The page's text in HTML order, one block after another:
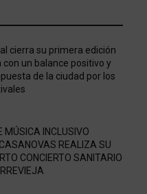
cierra su primera edición
con un balance positivo y
de la ciudad por los
MÚSICA INCLUSIVO
REALIZA SU
CONCIERTO SANITARIO